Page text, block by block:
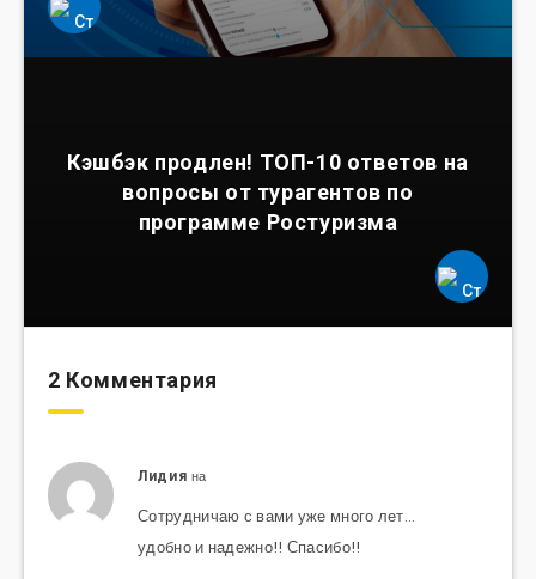
Кэшбэк продлен! ТОП-10 ответов на
вопросы от турагентов по
программе Ростуризма
2 Комментария
Лидия на
Сотрудничаю с вами уже много лет…
удобно и надежно!! Спасибо!!